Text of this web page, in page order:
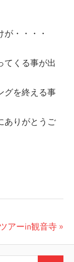
・・・・
てくる事が出
グを終える事
ありがとうご
アーin観音寺